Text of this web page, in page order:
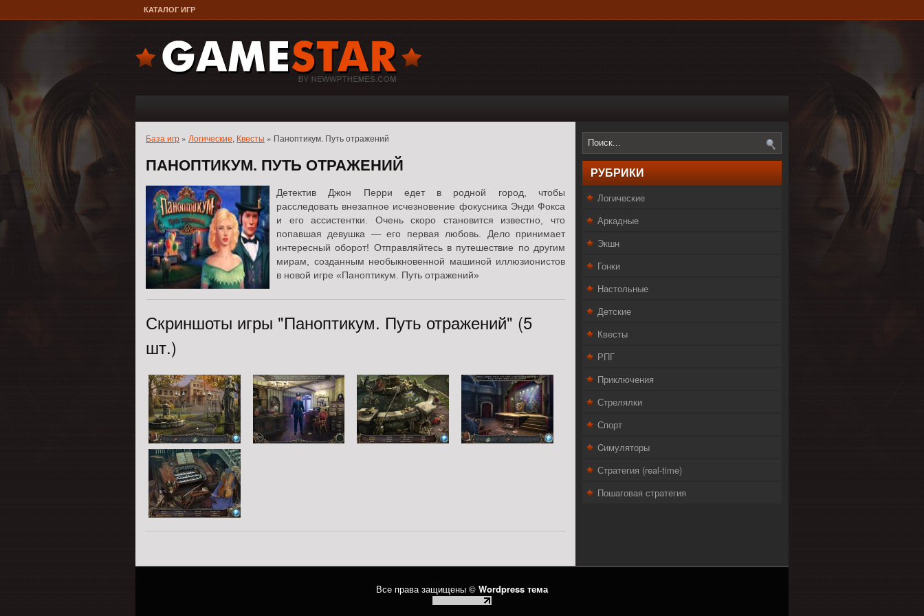
КАТАЛОГ ИГР
База игр » Логические, Квесты » Паноптикум. Путь отражений
ПАНОПТИКУМ. ПУТЬ ОТРАЖЕНИЙ
Детектив Джон Перри едет в родной город, чтобы
расследовать внезапное исчезновение фокусника Энди Фокса
и его ассистентки. Очень скоро становится известно, что
попавшая девушка — его первая любовь. Дело принимает
интересный оборот! Отправляйтесь в путешествие по другим
мирам, созданным необыкновенной машиной иллюзионистов
в новой игре «Паноптикум. Путь отражений»
Скриншоты игры "Паноптикум. Путь отражений" (5
шт.)
РУБРИКИ
Логические
Аркадные
Экшн
Гонки
Настольные
Детские
Квесты
РПГ
Приключения
Стрелялки
Спорт
Cимуляторы
Стратегия (real-time)
Пошаговая стратегия
Все права защищены © Wordpress тема